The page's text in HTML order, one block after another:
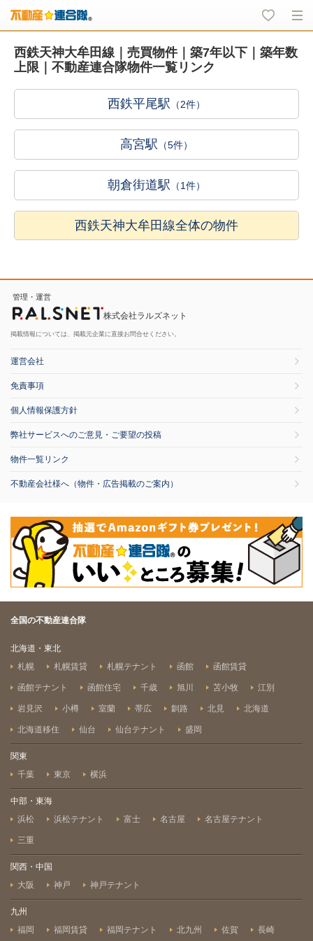
西鉄天神大牟田線｜売買物件｜築7年以下｜築年数
上限｜不動産連合隊物件一覧リンク
西鉄平尾駅 （2件）
高宮駅 （5件）
朝倉街道駅 （1件）
西鉄天神大牟田線全体の物件
管理・運営
株式会社ラルズネット
掲載情報については、掲載元企業に直接お問合せください。
運営会社
免責事項
個人情報保護方針
弊社サービスへのご意見・ご要望の投稿
物件一覧リンク
不動産会社様へ（物件・広告掲載のご案内）
全国の不動産連合隊
北海道・東北
札幌
札幌賃貸 札幌テナント 函館 函館賃貸
函館テナント 函館住宅 千歳 旭川 苫小牧 江別
岩見沢 小樽 室蘭 帯広 釧路 北見 北海道
北海道移住 仙台 仙台テナント 盛岡
関東
千葉
東京 横浜
中部・東海
浜松
浜松テナント 富士 名古屋 名古屋テナント
三重
関西・中国
大阪
神戸 神戸テナント
九州
福岡
福岡賃貸 福岡テナント 北九州 佐賀 長崎